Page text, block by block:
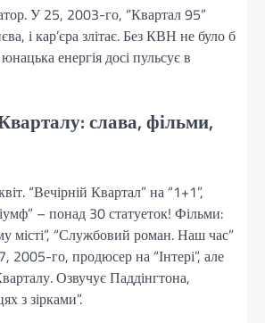
У 25, 2003-го, “Квартал 95”
і кар’єра злітає. Без КВН не було б
енергія досі пульсує в
слава, фільми,
“Вечірній Квартал” на “1+1”,
– понад 30 статуеток! Фільми:
місті”, “Службовий роман. Наш час”
2005-го, продюсер на “Інтері”, але
Озвучує Паддінгтона,
з зірками”.